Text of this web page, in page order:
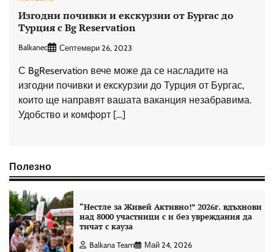
Изгодни почивки и екскурзии от Бургас до
Турция с Bg Reservation
Balkanec Септември 26, 2023
С BgReservation вече може да се насладите на
изгодни почивки и екскурзии до Турция от Бургас,
които ще направят вашата ваканция незабравима.
Удобство и комфорт […]
Полезно
“Нестле за Живей Aктивно!” 2026г. вдъхнови
над 8000 участници с и без увреждания да
тичат с кауза
Balkana Team Май 24, 2026